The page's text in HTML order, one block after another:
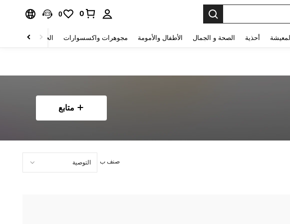
0
0
أحذية الصحة و الجمال الأطفال والأمومة مجوهرات واكسسوارات الحقائب والأمتعة
متابع
صنف ب